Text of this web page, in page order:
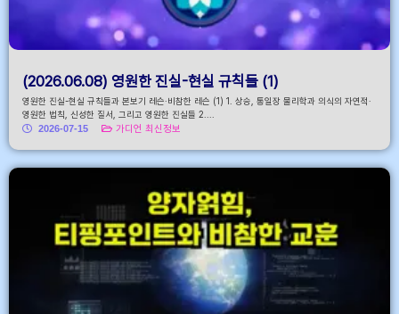
(2026.06.08) 영원한 진실-현실 규칙들 (1)
영원한 진실-현실 규칙들과 본보기 레슨·비참한 레슨 (1) 1. 상승, 통일장 물리학과 의식의 자연적·
영원한 법칙, 신성한 질서, 그리고 영원한 진실들 2....
2026-07-15
가디언 최신정보